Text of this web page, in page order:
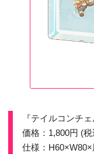
『テイルコンチ
価格：1,800円 (税
仕様：